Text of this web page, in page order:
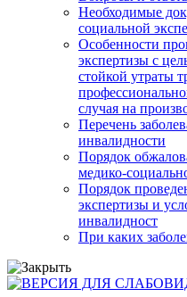
Необходимые
социальной
Особенности
экспертизы с
стойкой утраты
случая на
Перечень
инвалидности
Порядок
медико-
Порядок
экспертизы и
инвалидност
При каких